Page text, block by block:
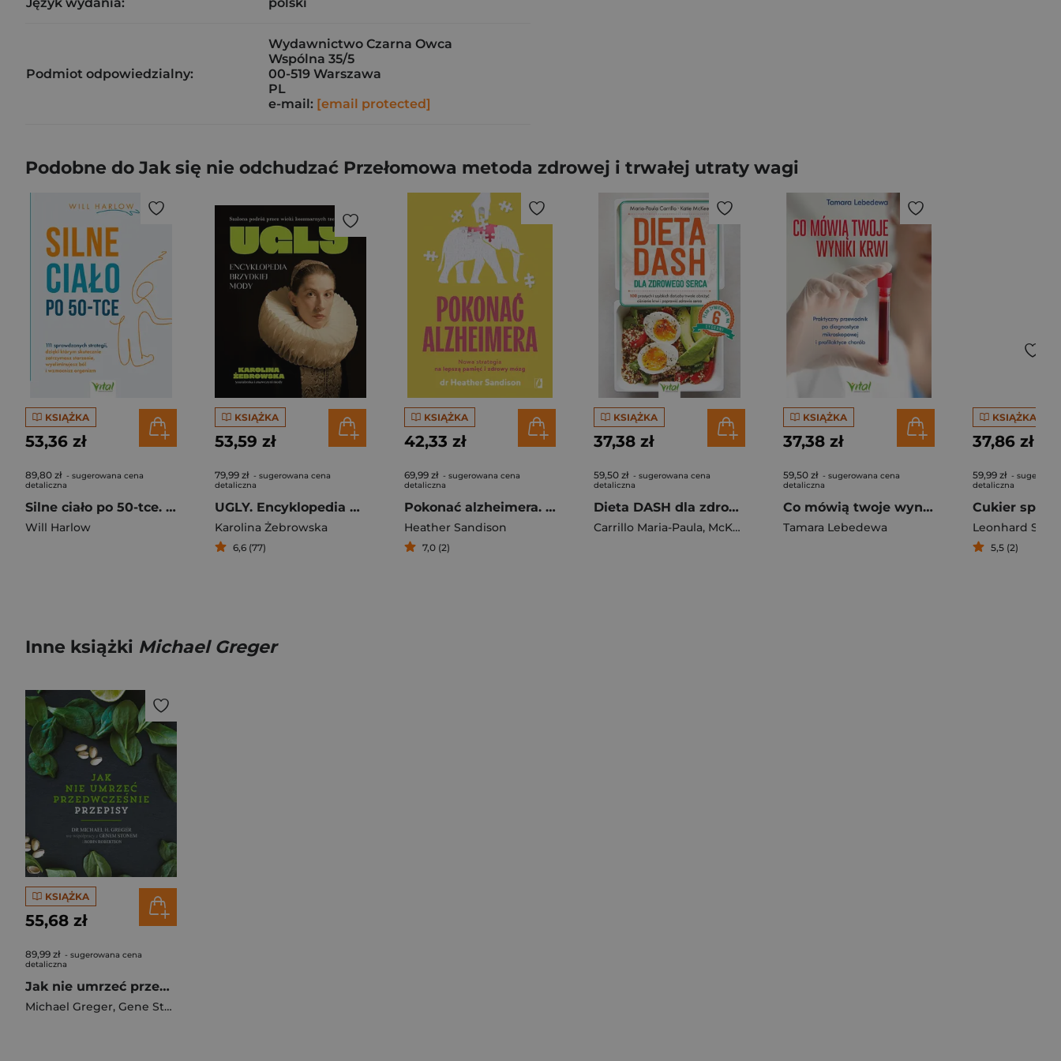
Podmiot odpowiedzialny:
Wydawnictwo Czarna Owca
Wspólna 35/5
00-519 Warszawa
PL
e-mail: [email protected]
Podobne do Jak się nie odchudzać Przełomowa metoda zdrowej i trwałej utraty wagi
KSIĄŻKA
53,36 zł
89,80 zł - sugerowana cena
detaliczna
Silne ciało po 50-tce. 111 sprawdzonych strategii, dzięki którym skutecznie zatrzymasz starzenie, wyeliminujesz ból i wzmocnisz organizm
Will Harlow
KSIĄŻKA
53,59 zł
79,99 zł - sugerowana cena
detaliczna
UGLY. Encyklopedia brzydkiej mody
Karolina Żebrowska
6,6 (77)
KSIĄŻKA
42,33 zł
69,99 zł - sugerowana cena
detaliczna
Pokonać alzheimera. Nowa strategia na lepszą pamięć i zdrowy mózg
Heather Sandison
7,0 (2)
KSIĄŻKA
37,38 zł
59,50 zł - sugerowana cena
detaliczna
Dieta DASH dla zdrowego serca. 100 prostych i szybkich dań, aby trwale obniżyć ciśnienie krwi i poprawić zdrowie serca
Carrillo Maria-Paula, McKee Katie
KSIĄŻKA
37,38 zł
59,50 zł - sugerowana cena
detaliczna
Co mówią twoje wyniki krwi. Praktyczny przewodnik po diagnostyce mikroskopowej i profilaktyce chorób
Tamara Lebedewa
KSIĄŻKA
37,86 zł
59,99 zł -
detaliczna
Leonhard
5,5 (2)
Inne książki Michael Greger
KSIĄŻKA
55,68 zł
89,99 zł - sugerowana cena
detaliczna
Jak nie umrzeć przedwcześnie Przepisy
Michael Greger, Gene Stone